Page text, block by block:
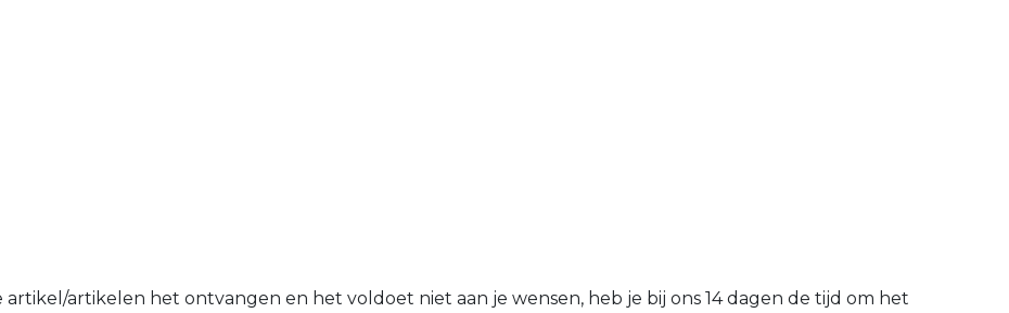
artikelen het ontvangen en het voldoet niet aan je wensen, heb je bij ons 14 dagen de tijd om het